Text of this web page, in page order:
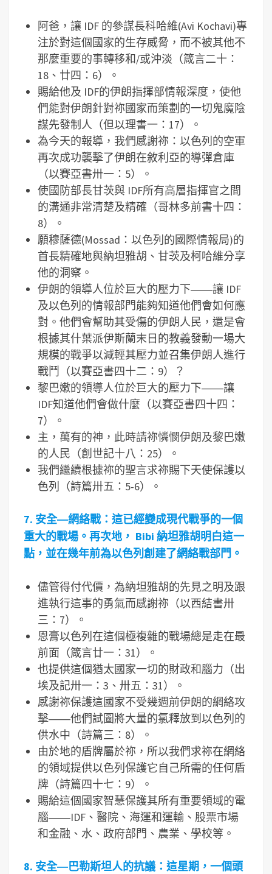
阿爸，讓 IDF 的參謀長科哈維(Avi Kochavi)專
注於對這個國家的生存威脅，而不被其他不
那麼重要的事轉移和/或沖淡（箴言二十：
18、廿四：6）。
賜給他及 IDF的伊朗指揮部情報深度，使他
們能對伊朗針對祢國家而策劃的一切鬼魔陰
謀先發制人（但以理書一：17）。
為今天的報導，我們感謝祢：以色列的空軍
再次成功襲擊了伊朗在敘利亞的導彈倉庫
（以賽亞書卅一：5）。
使國防部長甘茨與 IDF所有高層指揮官之間
的溝通非常清楚及精確（哥林多前書十四：
8）。
願穆薩德(Mossad：以色列的國際情報局)的
首長精確地與納坦雅胡、甘茨及柯哈維分享
他的洞察。
伊朗的領導人位於巨大的壓力下――讓 IDF
及以色列的情報部門能夠知道他們會如何應
對。他們會幫助其受傷的伊朗人民，還是會
根據其什葉派伊斯蘭末日的教義發動一場大
規模的戰爭以減輕其壓力並召集伊朗人進行
戰鬥（以賽亞書四十二：9）？
黎巴嫩的領導人位於巨大的壓力下――讓
IDF知道他們會做什麼（以賽亞書四十四：
7）。
主，萬有的神，此時請祢憐憫伊朗及黎巴嫩
的人民（創世記十八：25）。
我們繼續根據祢的聖言求祢賜下天使保護以
色列（詩篇卅五：5-6）。
7. 安全―網絡戰：這已經變成現代戰爭的一個
重大的戰場。再次地， Bibi 納坦雅胡明白這一
點，並在幾年前為以色列創建了網絡戰部門。
儘管得付代價，為納坦雅胡的先見之明及跟
進執行這事的勇氣而感謝祢（以西結書卅
三：7）。
恩膏以色列在這個極複雜的戰場總是走在最
前面（箴言廿一：31）。
也提供這個猶太國家一切的財政和腦力（出
埃及記卅一：3、卅五：31）。
感謝祢保護這國家不受幾週前伊朗的網絡攻
擊――他們試圖將大量的氯釋放到以色列的
供水中（詩篇三：8）。
由於地的盾牌屬於祢，所以我們求祢在網絡
的領域提供以色列保護它自己所需的任何盾
牌（詩篇四十七：9）。
賜給這個國家智慧保護其所有重要領域的電
腦――IDF、醫院、海運和運輸、股票市場
和金融、水、政府部門、農業、學校等。
8. 安全―巴勒斯坦人的抗議：這星期，一個頭